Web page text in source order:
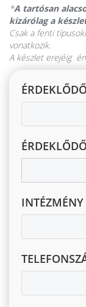
*A tartósan
kizárólag a
Csak a fenti
vonatkozik.
A készlet erejéig
INTÉZMÉNY